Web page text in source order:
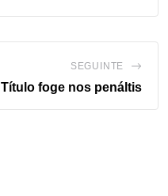
SEGUINTE
Título foge nos penáltis